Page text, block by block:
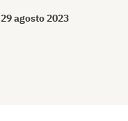
29 agosto 2023